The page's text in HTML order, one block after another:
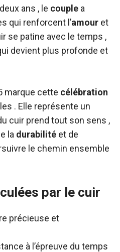
ans , le couple a
qui renforcent l’amour et
se patine avec le temps ,
devient plus profonde et
marque cette célébration
. Elle représente un
cuir prend tout son sens ,
la durabilité et de
le chemin ensemble
par le cuir
précieuse et
à l’épreuve du temps